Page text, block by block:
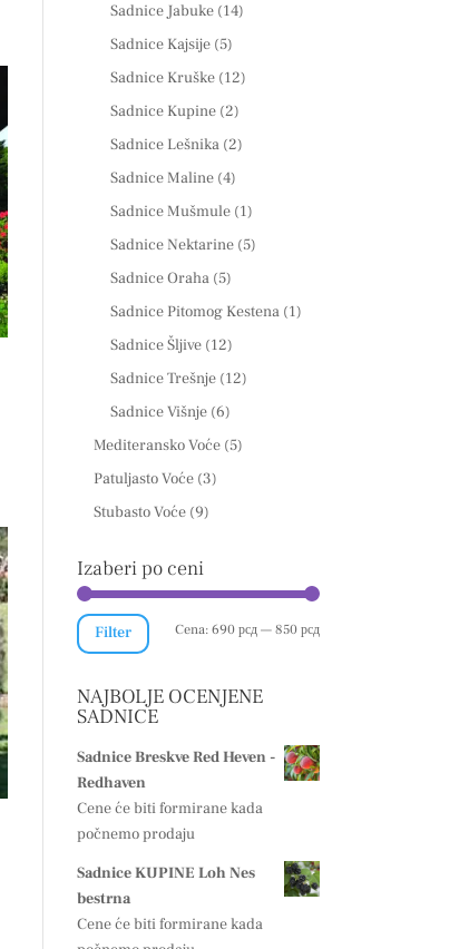
Sadnice Jabuke (14)
Sadnice Kajsije (5)
Sadnice Kruške (12)
Sadnice Kupine (2)
Sadnice Lešnika (2)
Sadnice Maline (4)
Sadnice Mušmule (1)
Sadnice Nektarine (5)
Sadnice Oraha (5)
Sadnice Pitomog Kestena (1)
Sadnice Šljive (12)
Sadnice Trešnje (12)
Sadnice Višnje (6)
Mediteransko Voće (5)
Patuljasto Voće (3)
Stubasto Voće (9)
Izaberi po ceni
Minimalna
Maksimalna
Filter Cena:690 рсд—850 рсд
NAJBOLJE OCENJENE
SADNICE
Sadnice Breskve Red Heven -
Redhaven
Cene će biti formirane kada
počnemo prodaju
Sadnice KUPINE Loh Nes
bestrna
Cene će biti formirane kada